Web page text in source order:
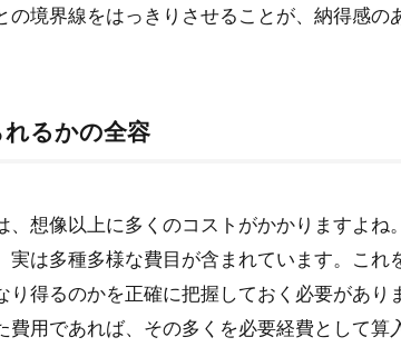
しい処理
メリット
スキーム
の考え方
記帳実務
境界線をはっきりさせることが、納得感の
るかの全容
想像以上に多くのコストがかかりますよね
は多種多様な費目が含まれています。これ
得るのかを正確に把握しておく必要があり
用であれば、その多くを必要経費として算